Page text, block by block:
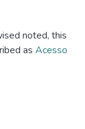
noted, this
as Acesso